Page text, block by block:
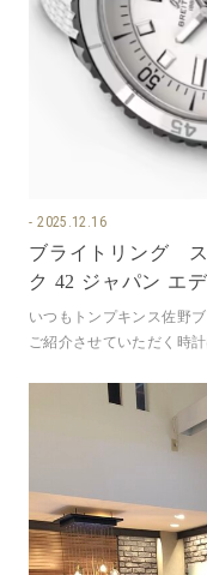
2025.12.16
ブライトリング ス
ク 42 ジャパン エ
いつもトンプキンス佐野
ご紹介させていただく時